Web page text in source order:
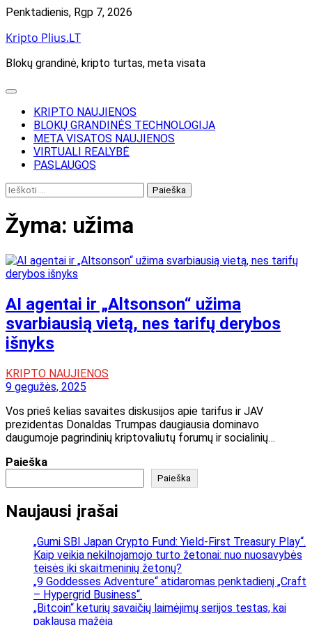
Skip
content
Penktadienis, Rgp 7, 2026
Kripto Plius.LT
Blokų grandinė, kripto turtas, meta visata
KRIPTO NAUJIENOS
BLOKŲ GRANDINĖS TECHNOLOGIJA
META VISATOS NAUJIENOS
VIRTUALI REALYBĖ
PASLAUGOS
Ieškoti:
Žyma: užima
AI agentai ir „Altsonson“ užima
svarbiausią vietą, nes tarifų derybos
išnyks
KRIPTO NAUJIENOS
9 gegužės, 2025
Vos prieš kelias savaites diskusijos apie tarifus ir JAV
prezidentas Donaldas Trumpas daugiausia dominavo
daugumoje pagrindinių kriptovaliutų forumų ir socialinių…
Paieška
Paieška
Naujausi įrašai
„Gumi SBI Japan Crypto Fund: Yield-First Treasury Play“.
Kaip veikia nekilnojamojo turto žetonai: nuo nuosavybės
teisės iki skaitmeninių žetonų?
„9 Goddesses Adventure“ atidaromas penktadienį „Craft
– Hypergrid Business“.
„Bitcoin“ keturių savaičių laimėjimų serijos testas, kai
paklausa mažėja